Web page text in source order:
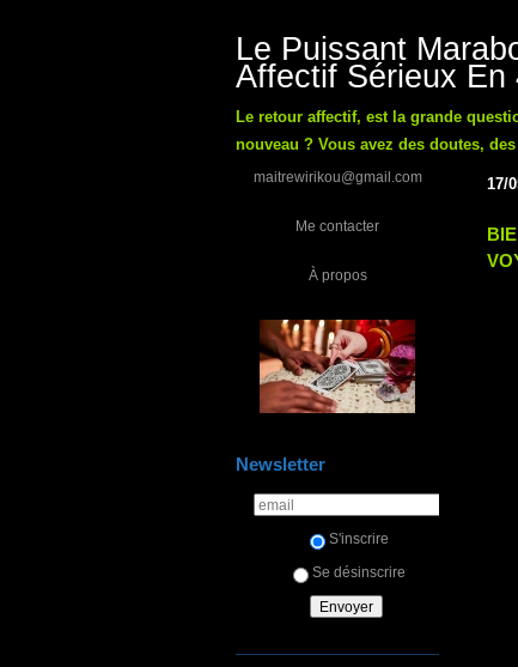
Le Puissant
Affectif Sérieux En
Le retour affectif, est la grande
nouveau ? Vous avez des doutes,
maitrewirikou@gmail.com
Me contacter
À propos
Newsletter
S'inscrire
Se désinscrire
17/